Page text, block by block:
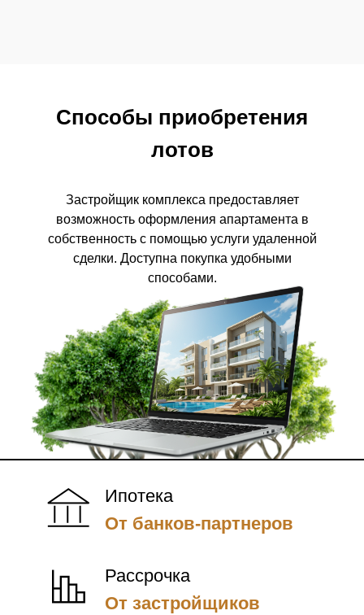
Способы приобретения
лотов
Застройщик комплекса предоставляет
возможность оформления апартамента в
собственность с помощью услуги удаленной
сделки. Доступна покупка удобными
способами.
Рассрочка
От застройщиков
От банков-партнеров
Ипотека